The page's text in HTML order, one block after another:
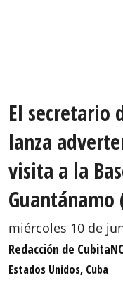
El secretario
lanza
visita a la
Guantánamo
miércoles 10 de
Redacción de
Estados Unidos, Cuba